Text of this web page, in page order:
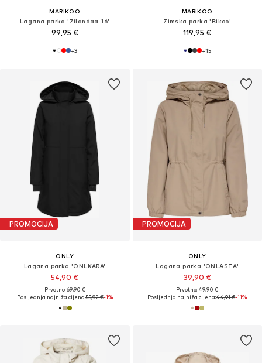
MARIKOO
Lagana parka 'Zilandaa 16'
99,95 €
+3
MARIKOO
Zimska parka 'Bikoo'
119,95 €
+15
PROMOCIJA
ONLY
Lagana parka 'ONLKARA'
54,90 €
Prvotno: 69,90 €
Posljednja najniža cijena:55,92 €-1%
PROMOCIJA
ONLY
Lagana parka 'ONLASTA'
39,90 €
Prvotno: 49,90 €
Posljednja najniža cijena:44,91 €-11%